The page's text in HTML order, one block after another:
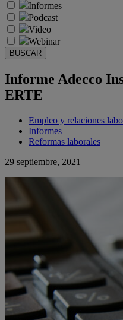
Informes
Podcast
Video
Webinar
BUSCAR
Informe Adecco
ERTE
Empleo y relaciones
Informes
Reformas laborales
29 septiembre, 2021